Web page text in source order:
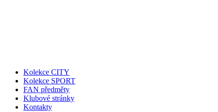
Kolekce CITY
Kolekce SPORT
FAN předměty
Klubové stránky
Kontakty